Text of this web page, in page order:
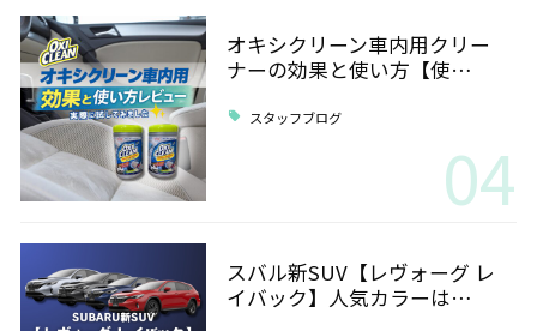
オキシクリーン車内用クリー
ナーの効果と使い方【使…
スタッフブログ
04
スバル新SUV【レヴォーグ レ
イバック】人気カラーは…